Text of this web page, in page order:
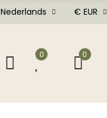
Nederlands € EUR
0 0